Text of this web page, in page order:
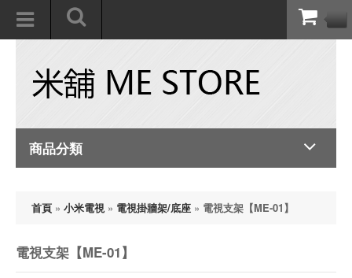
商品分類
首頁 » 小米電視» 電視掛牆架/底座 » 電視支架【ME-01】
電視支架【ME-01】